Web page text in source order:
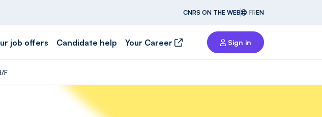
CNRS ON THE WEB FREN
job offers Candidate help Your Career Sign in
F